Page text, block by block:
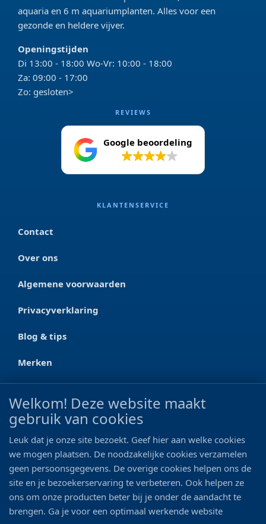
aquaria en 6 m aquariumplanten. Alles voor een
gezonde en heldere vijver.
Openingstijden
Di 13:00 - 18:00 Wo-Vr: 10:00 - 18:00
Za: 09:00 - 17:00
Zo: gesloten>
REVIEWS
Google beoordeling
KLANTENSERVICE
Contact
Over ons
Algemene voorwaarden
Privacyverklaring
Blog & tips
Merken
CONTACT
Ootmarsumseweg 125a
0546 - 622 990
06 - 11 19 81 42
info@bo-vis.nl
Welkom! Deze website maakt
gebruik van cookies
Leuk dat je onze site bezoekt. Geef hier aan welke cookies
we mogen plaatsen. De noodzakelijke cookies verzamelen
geen persoonsgegevens. De overige cookies helpen ons de
site en je bezoekerservaring te verbeteren. Ook helpen ze
ons om onze producten beter bij je onder de aandacht te
brengen. Ga je voor een optimaal werkende website